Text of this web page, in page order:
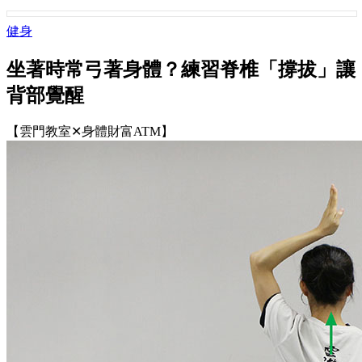
健身
坐著時常弓著身體？練習脊椎「撐拔」讓
背部覺醒
【雲門教室✕身體財富ATM】